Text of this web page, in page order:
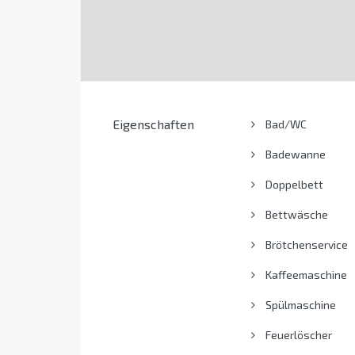
Eigenschaften Bad/WC
Badewanne
Doppelbett
Bettwäsche
Brötchenservice
Kaffeemaschine
Spülmaschine
Feuerlöscher